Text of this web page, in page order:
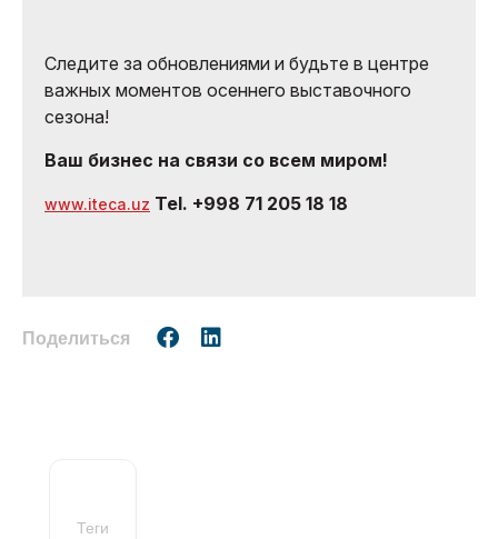
Следите за обновлениями и будьте в центре
важных моментов осеннего выставочного
сезона!
Ваш бизнес на связи со всем миром!
www.iteca.uz Tel. +998 71 205 18 18
Поделиться
Теги